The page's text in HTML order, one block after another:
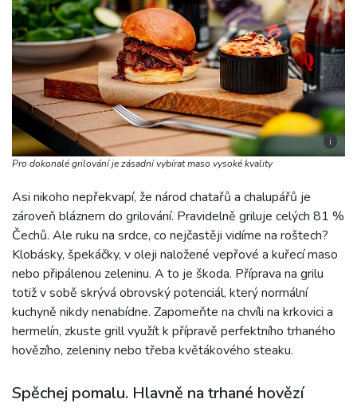
i
Pro dokonalé grilování je zásadní vybírat maso vysoké kvality
Asi nikoho nepřekvapí, že národ chatařů a chalupářů je
zároveň bláznem do grilování. Pravidelně griluje celých 81 %
Čechů. Ale ruku na srdce, co nejčastěji vidíme na roštech?
Klobásky, špekáčky, v oleji naložené vepřové a kuřecí maso
nebo připálenou zeleninu. A to je škoda. Příprava na grilu
totiž v sobě skrývá obrovský potenciál, který normální
kuchyně nikdy nenabídne. Zapomeňte na chvíli na krkovici a
hermelín, zkuste grill využít k přípravě perfektního trhaného
hovězího, zeleniny nebo třeba květákového steaku.
Spěchej pomalu. Hlavně na trhané hovězí